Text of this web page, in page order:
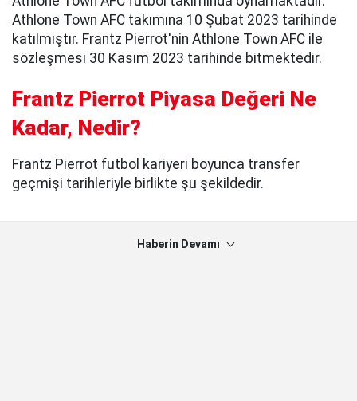
Athlone Town AFC takımına 10 Şubat 2023 tarihinde
katılmıştır. Frantz Pierrot'nin Athlone Town AFC ile
sözleşmesi 30 Kasım 2023 tarihinde bitmektedir.
Frantz Pierrot Piyasa Değeri Ne
Kadar, Nedir?
Frantz Pierrot futbol kariyeri boyunca transfer
geçmişi tarihleriyle birlikte şu şekildedir.
Haberin Devamı